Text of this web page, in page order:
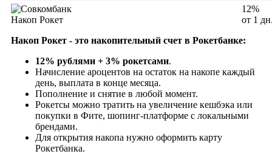
Накоп Рокет
12%
от 1
Накоп Рокет - это накопительный счет в Рокетбанке:
12% рублями + 3% рокетсами.
Начисление ароцентов на остаток на накопе каждый
день, выплата в конце месяца.
Пополнение и снятие в любой момент.
Рокетсы можно тратить на увеличение кешбэка или
покупки в Фите, шопинг-платформе с локальными
брендами.
Для открытия накопа нужно оформить карту
Рокетбанка.